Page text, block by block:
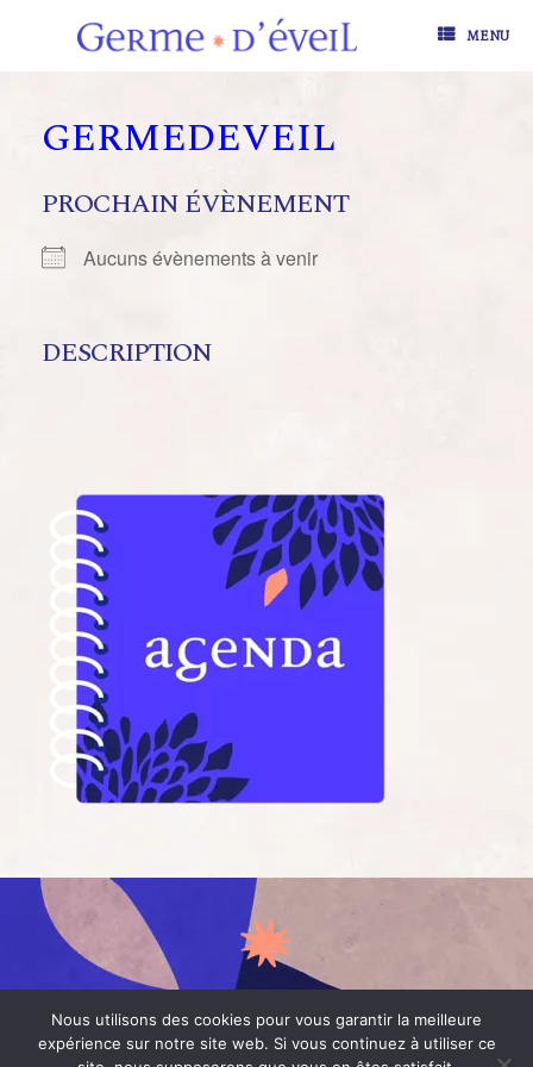
MENU
GERMEDEVEIL
PROCHAIN ÉVÈNEMENT
Aucuns évènements à venir
DESCRIPTION
Nous utilisons des cookies pour vous garantir la meilleure
expérience sur notre site web. Si vous continuez à utiliser ce